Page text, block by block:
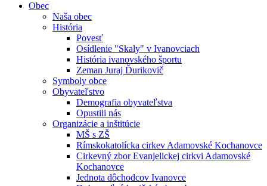
Obec
Naša obec
História
Povesť
Osídlenie "Skaly" v Ivanovciach
História ivanovského športu
Zeman Juraj Ďurikovič
Symboly obce
Obyvateľstvo
Demografia obyvateľstva
Opustili nás
Organizácie a inštitúcie
MŠ s ZŠ
Rímskokatolícka cirkev Adamovské Kochanovce
Cirkevný zbor Evanjelickej cirkvi Adamovské
Kochanovce
Jednota dôchodcov Ivanovce